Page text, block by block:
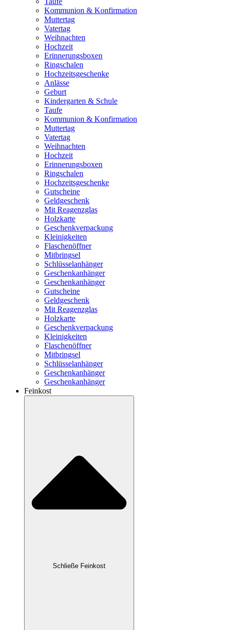
Kommunion & Konfirmation
Muttertag
Vatertag
Weihnachten
Hochzeit
Erinnerungsboxen
Ringschalen
Hochzeitsgeschenke
Anlässe
Geburt
Kindergarten & Schule
Taufe
Kommunion & Konfirmation
Muttertag
Vatertag
Weihnachten
Hochzeit
Erinnerungsboxen
Ringschalen
Hochzeitsgeschenke
Gutscheine
Geldgeschenk
Mit Reagenzglas
Holzkarte
Geschenkverpackung
Kleinigkeiten
Flaschenöffner
Mitbringsel
Schlüsselanhänger
Geschenkanhänger
Geschenkanhänger
Gutscheine
Geldgeschenk
Mit Reagenzglas
Holzkarte
Geschenkverpackung
Kleinigkeiten
Flaschenöffner
Mitbringsel
Schlüsselanhänger
Geschenkanhänger
Geschenkanhänger
Feinkost
Schließe Feinkost